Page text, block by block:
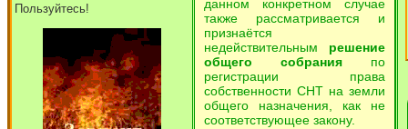
Пользуйтесь!
данном конкретном случае
также рассматривается и
признаётся
недействительным решение
общего собрания по
регистрации права
собственности СНТ на земли
общего назначения, как не
соответствующее закону.